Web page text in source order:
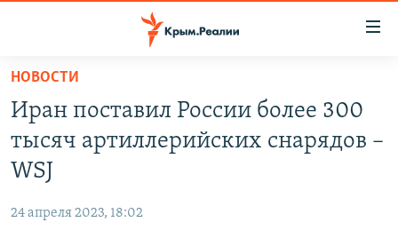
Вернуться
основному
содержанию
Вернутся
главной
навигации
СПЕЦПРОЕКТЫ
ГРУЗ 200
11 ЛЕТ ОККУПАЦИИ КРЫМА. 11 ИСТОРИЙ СОПРОТИВЛЕНИЯ
ВОДА
ЕЩЕ
НОВОСТИ
Иран поставил России более 300
тысяч артиллерийских снарядов –
WSJ
24 апреля 2023, 18:02